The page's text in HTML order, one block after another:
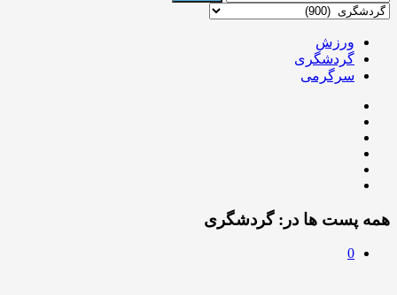
ورزش
گردشگری
سرگرمی
همه پست ها در:گردشگری
0